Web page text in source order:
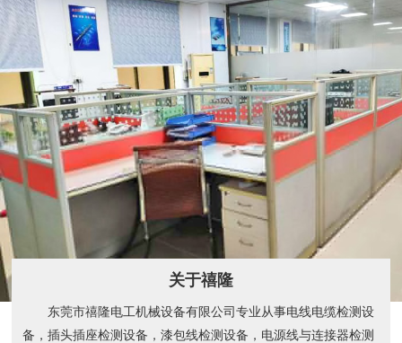
关于禧隆
东莞市禧隆电工机械设备有限公司专业从事电线电缆检测设
备，插头插座检测设备，漆包线检测设备，电源线与连接器检测